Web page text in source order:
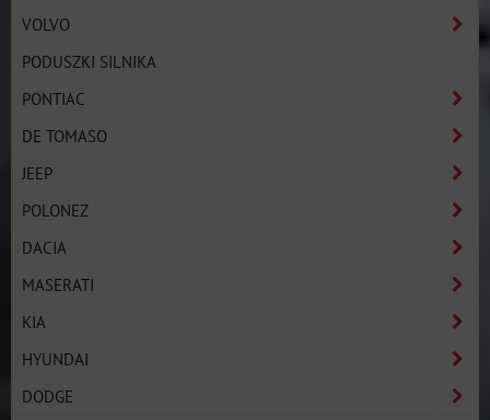
VOLVO
PODUSZKI SILNIKA
PONTIAC
DE TOMASO
JEEP
POLONEZ
DACIA
MASERATI
KIA
HYUNDAI
DODGE